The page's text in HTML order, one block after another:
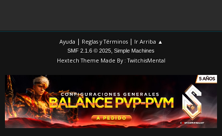
Ayuda | Reglas y Términos| Ir Arriba ▲
SMF 2.1.6 © 2025, Simple Machines
Hextech Theme Made By : TwitchisMental